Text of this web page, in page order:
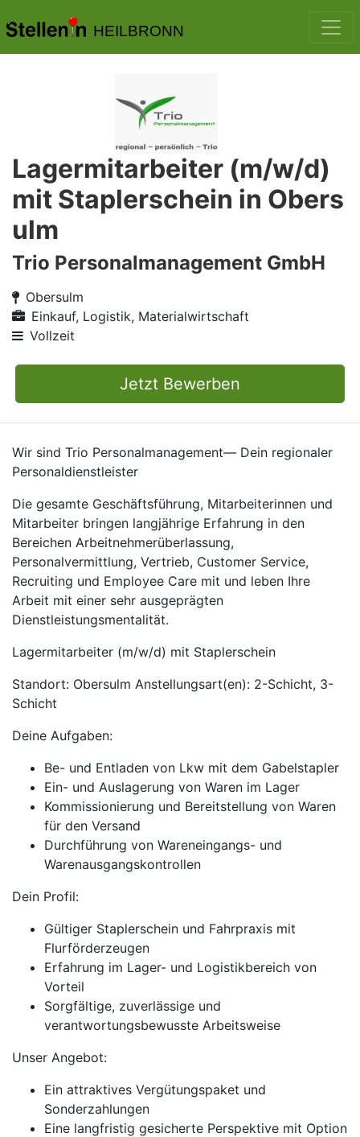
HEILBRONN
Lagermitarbeiter (m/w/d)
mit Staplerschein in Obers
ulm
Trio Personalmanagement GmbH
Obersulm
Einkauf, Logistik, Materialwirtschaft
Vollzeit
Jetzt Bewerben
Wir sind Trio Personalmanagement— Dein regionaler
Personaldienstleister
Die gesamte Geschäftsführung, Mitarbeiterinnen und
Mitarbeiter bringen langjährige Erfahrung in den
Bereichen Arbeitnehmerüberlassung,
Personalvermittlung, Vertrieb, Customer Service,
Recruiting und Employee Care mit und leben Ihre
Arbeit mit einer sehr ausgeprägten
Dienstleistungsmentalität.
Lagermitarbeiter (m/w/d) mit Staplerschein
Standort: Obersulm Anstellungsart(en): 2-Schicht, 3-
Schicht
Deine Aufgaben:
Be- und Entladen von Lkw mit dem Gabelstapler
Ein- und Auslagerung von Waren im Lager
Kommissionierung und Bereitstellung von Waren
für den Versand
Durchführung von Wareneingangs- und
Warenausgangskontrollen
Dein Profil:
Gültiger Staplerschein und Fahrpraxis mit
Flurförderzeugen
Erfahrung im Lager- und Logistikbereich von
Vorteil
Sorgfältige, zuverlässige und
verantwortungsbewusste Arbeitsweise
Unser Angebot:
Ein attraktives Vergütungspaket und
Sonderzahlungen
Eine langfristig gesicherte Perspektive mit Option